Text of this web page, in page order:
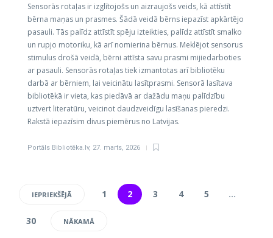
Sensorās rotaļas ir izglītojošs un aizraujošs veids, kā attīstīt
bērna maņas un prasmes. Šādā veidā bērns iepazīst apkārtējo
pasauli. Tās palīdz attīstīt spēju izteikties, palīdz attīstīt smalko
un rupjo motoriku, kā arī nomierina bērnus. Meklējot sensorus
stimulus drošā veidā, bērni attīsta savu prasmi mijiedarboties
ar pasauli. Sensorās rotaļas tiek izmantotas arī bibliotēku
darbā ar bērniem, lai veicinātu lasītprasmi. Sensorā lasītava
bibliotēkā ir vieta, kas piedāvā ar dažādu maņu palīdzību
uztvert literatūru, veicinot daudzveidīgu lasīšanas pieredzi.
Rakstā iepazīsim divus piemērus no Latvijas.
Portāls Bibliotēka.lv, 27. marts, 2026
IEPRIEKŠĒJĀ 1 2 3 4 5 …
30 NĀKAMĀ